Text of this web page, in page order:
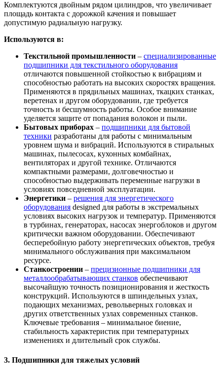
Комплектуются двойным рядом цилиндров, что увеличивает
площадь контакта с дорожкой качения и повышает
допустимую радиальную нагрузку.
Используются в:
Текстильной промышленности – специализированные
подшипники для текстильного оборудования
отличаются повышенной стойкостью к вибрациям и
способностью работать на высоких скоростях вращения.
Применяются в прядильных машинах, ткацких станках,
веретенах и другом оборудовании, где требуется
точность и бесшумность работы. Особое внимание
уделяется защите от попадания волокон и пыли.
Бытовых приборах – подшипники для бытовой
техники разработаны для работы с минимальным
уровнем шума и вибраций. Используются в стиральных
машинах, пылесосах, кухонных комбайнах,
вентиляторах и другой технике. Отличаются
компактными размерами, долговечностью и
способностью выдерживать переменные нагрузки в
условиях повседневной эксплуатации.
Энергетики – решения для энергетического
оборудования designed для работы в экстремальных
условиях высоких нагрузок и температур. Применяются
в турбинах, генераторах, насосах энергоблоков и другом
критически важном оборудовании. Обеспечивают
бесперебойную работу энергетических объектов, требуя
минимального обслуживания при максимальном
ресурсе.
Станкостроении – прецизионные подшипники для
металлообрабатывающих станков обеспечивают
высочайшую точность позиционирования и жесткость
конструкций. Используются в шпиндельных узлах,
подающих механизмах, револьверных головках и
других ответственных узлах современных станков.
Ключевые требования – минимальное биение,
стабильность характеристик при температурных
изменениях и длительный срок службы.
3. Подшипники для тяжелых условий